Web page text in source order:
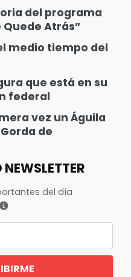
del programa
Quede Atrás”
medio tiempo del
que está en su
federal
vez un Águila
de
NEWSLETTER
del día